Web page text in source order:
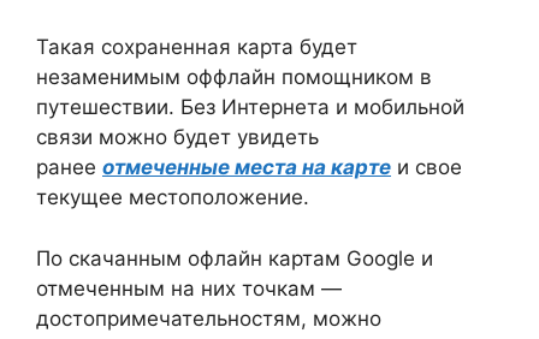
Такая сохраненная карта будет
незаменимым оффлайн помощником в
путешествии. Без Интернета и мобильной
связи можно будет увидеть
ранее отмеченные места на карте и свое
текущее местоположение.
По скачанным офлайн картам Google и
отмеченным на них точкам —
достопримечательностям, можно